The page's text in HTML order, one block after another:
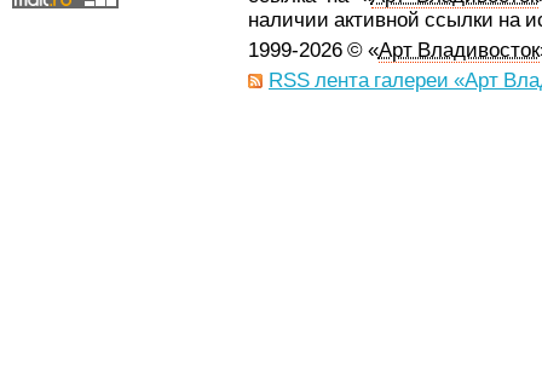
наличии активной ссылки на
1999-2026 © «Арт Владивосток
RSS лента галереи «Арт